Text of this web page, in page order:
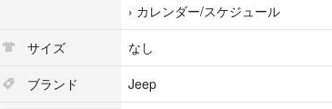
› カレンダー/スケジュール
サイズ
なし
ブランド
Jeep